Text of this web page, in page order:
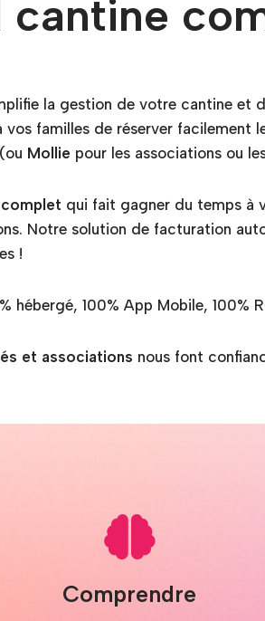
cantine
la gestion de votre cantine et
familles de réserver
(ou Mollie pour les associations ou
qui fait gagner du temps à
Notre solution de facturation
!
hébergé, 100% App Mobile,
et associations nous font
Comprendre